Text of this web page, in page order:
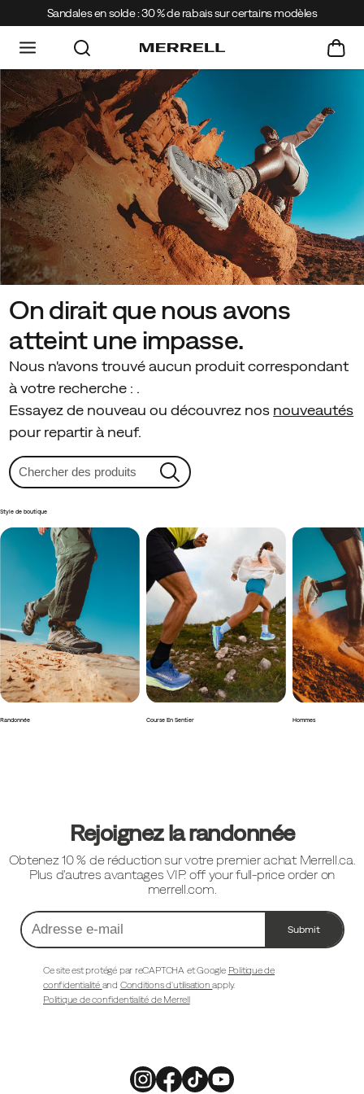
Sandales en solde : 30 % de rabais sur certains modèles
On dirait que nous avons
atteint une impasse.
Nous n'avons trouvé aucun produit correspondant
à votre recherche : .
Essayez de nouveau ou découvrez nos nouveautés
pour repartir à neuf.
Style de boutique
Randonnée Course En Sentier Hommes
page
Rejoignez la randonnée
Obtenez 10 % de réduction sur votre premier achat Merrell.ca.
Plus d'autres avantages VIP. off your full-price order on
merrell.com.
Adresse
e-
mail
Submit
Ce site est protégé par reCAPTCHA et Google Politique de
confidentialité and Conditions d'utilisationapply.
Politique de confidentialité de Merrell